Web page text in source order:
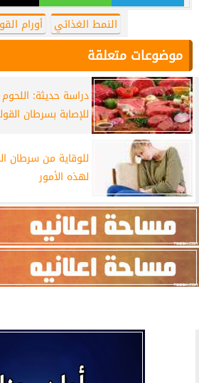
النمط الغذائي أورام
موضوعات متعلقة
دراسة حديثة:
للإصابة بسرطان
للوقاية من سرطان
لهذه الأمور